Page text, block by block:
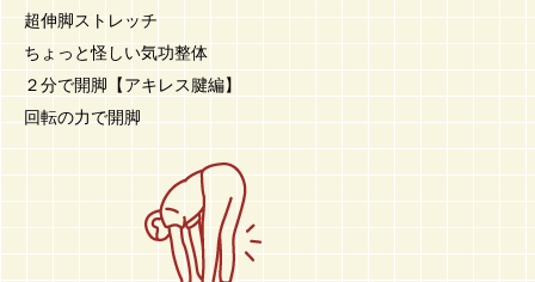
超伸脚ストレッチ
ちょっと怪しい気功整体
２分で開脚【アキレス腱編】
回転の力で開脚